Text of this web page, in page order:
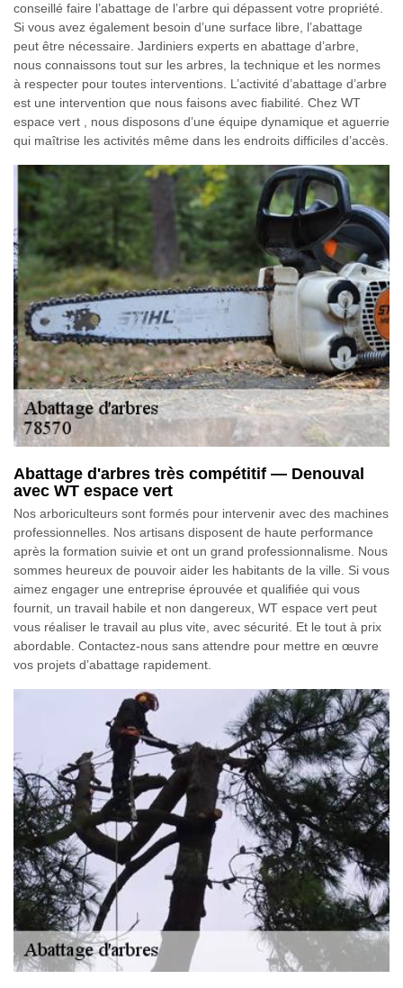
conseillé faire l’abattage de l’arbre qui dépassent votre propriété.
Si vous avez également besoin d’une surface libre, l’abattage
peut être nécessaire. Jardiniers experts en abattage d’arbre,
nous connaissons tout sur les arbres, la technique et les normes
à respecter pour toutes interventions. L’activité d’abattage d’arbre
est une intervention que nous faisons avec fiabilité. Chez WT
espace vert , nous disposons d’une équipe dynamique et aguerrie
qui maîtrise les activités même dans les endroits difficiles d’accès.
Abattage d'arbres très compétitif — Denouval
avec WT espace vert
Nos arboriculteurs sont formés pour intervenir avec des machines
professionnelles. Nos artisans disposent de haute performance
après la formation suivie et ont un grand professionnalisme. Nous
sommes heureux de pouvoir aider les habitants de la ville. Si vous
aimez engager une entreprise éprouvée et qualifiée qui vous
fournit, un travail habile et non dangereux, WT espace vert peut
vous réaliser le travail au plus vite, avec sécurité. Et le tout à prix
abordable. Contactez-nous sans attendre pour mettre en œuvre
vos projets d’abattage rapidement.